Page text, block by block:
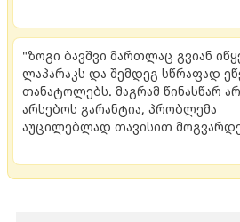
"ზოგი ბავშვი მართლაც გვიან
ლაპარაკს და შემდეგ სწრაფად
თანატოლებს. მაგრამ წინასწარ არ
არსებოს გარანტია, პრობლემა
აუცილებლად თავისით